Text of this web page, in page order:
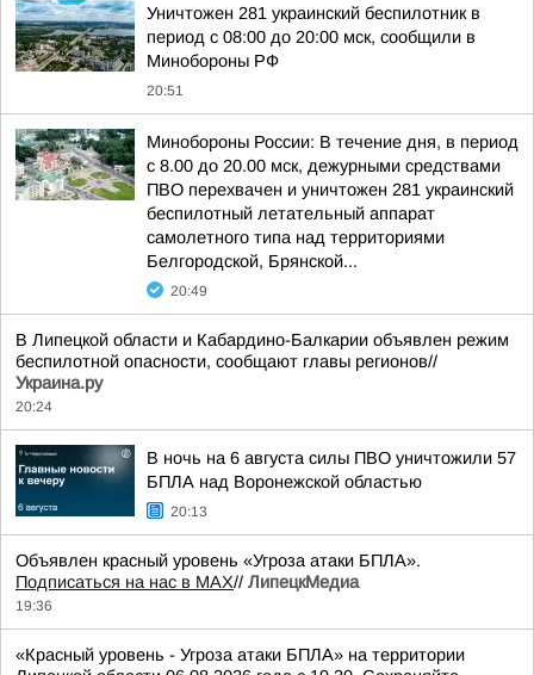
Уничтожен 281 украинский беспилотник в
период с 08:00 до 20:00 мск, сообщили в
Минобороны РФ
20:51
Минобороны России: В течение дня, в период
с 8.00 до 20.00 мск, дежурными средствами
ПВО перехвачен и уничтожен 281 украинский
беспилотный летательный аппарат
самолетного типа над территориями
Белгородской, Брянской...
20:49
В Липецкой области и Кабардино-Балкарии объявлен режим
беспилотной опасности, сообщают главы регионов//
Украина.ру
20:24
В ночь на 6 августа силы ПВО уничтожили 57
БПЛА над Воронежской областью
20:13
Объявлен красный уровень «Угроза атаки БПЛА».
Подписаться на нас в МАХ// ЛипецкМедиа
19:36
«Красный уровень - Угроза атаки БПЛА» на территории